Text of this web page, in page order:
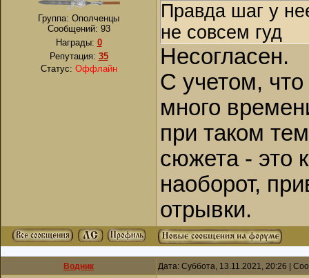
Группа: Ополченцы
Сообщений: 93
Награды: 0
Репутация: 35
Статус: Оффлайн
Правда шаг у
не совсем гуд
Несогласен.
С учетом,
много
при таком
сюжета - это
наоборот,
отрывки.
Водник Дата: Суббота, 13.11.2021, 20:26 |